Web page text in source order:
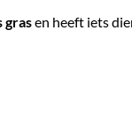
grasen heeft iets